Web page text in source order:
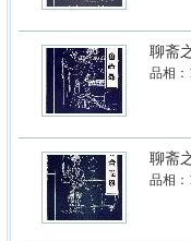
聊斋
品相：
聊斋
品相：